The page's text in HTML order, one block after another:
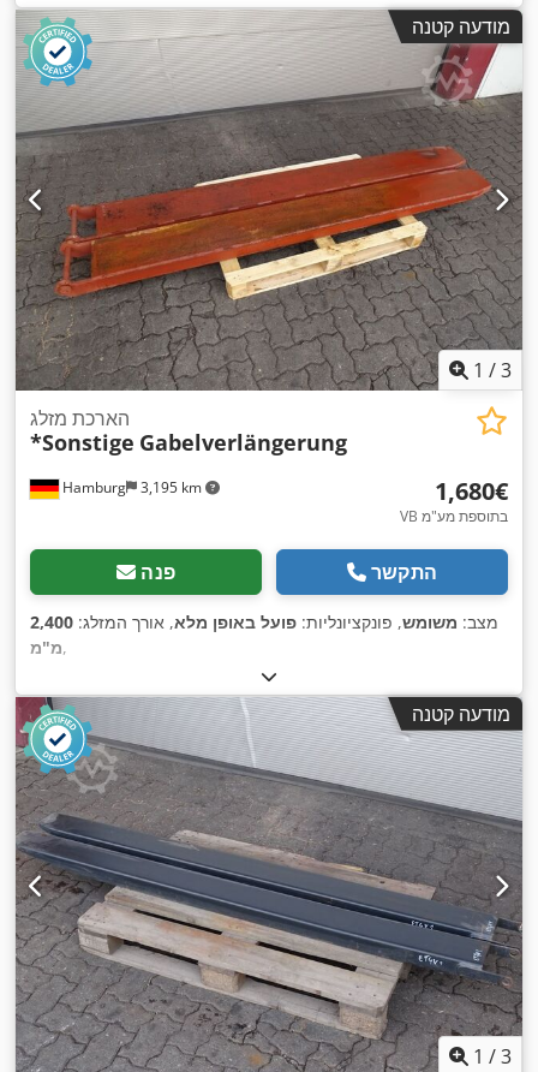
מודעה קטנה
1 /3
Hamburg 3,195 km
הארכת מזלג
*Sonstige Gabelverlängerung
‏1,680 ‏€
VB בתוספת מע"מ
פנה התקשר
מצב: משומש, פונקציונליות: פועל באופן מלא, אורך המזלג: 2,400
מ"מ,
מודעה קטנה
1 /3